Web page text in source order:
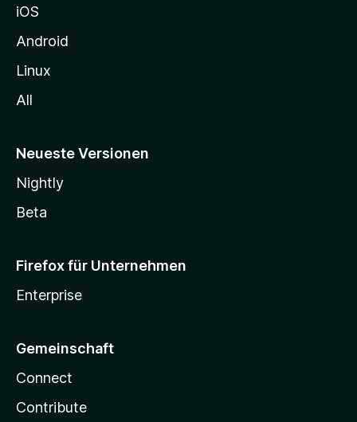
e
n
iOS
Android
Linux
All
Neueste Versionen
Nightly
Beta
Firefox für Unternehmen
Enterprise
Gemeinschaft
Connect
Contribute